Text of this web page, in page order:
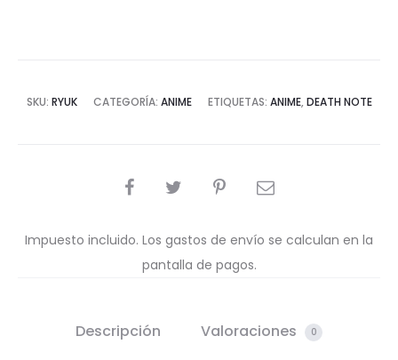
SKU: RYUK CATEGORÍA: ANIME ETIQUETAS: ANIME, DEATH NOTE
COMPARTIR
Impuesto incluido. Los gastos de envío se calculan en la
pantalla de pagos.
Descripción Valoraciones 0